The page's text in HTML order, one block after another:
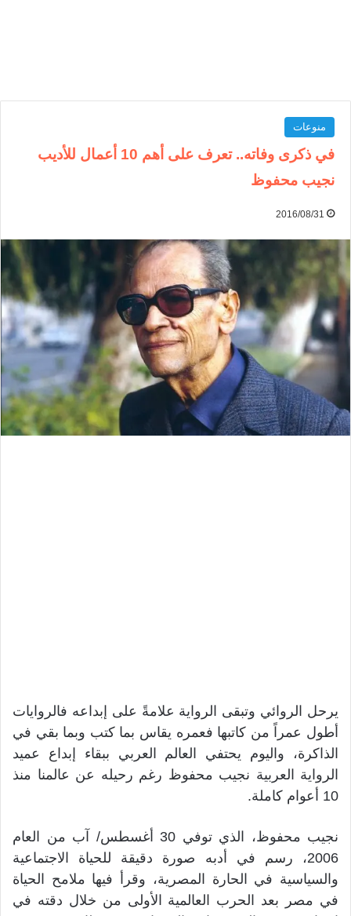
منوعات
في ذكرى وفاته.. تعرف على أهم 10 أعمال للأديب
نجيب محفوظ
2016/08/31
يرحل الروائي وتبقى الرواية علامةً على إبداعه فالروايات
أطول عمراً من كاتبها فعمره يقاس بما كتب وبما بقي في
الذاكرة، واليوم يحتفي العالم العربي ببقاء إبداع عميد
الرواية العربية نجيب محفوظ رغم رحيله عن عالمنا منذ
10 أعوام كاملة.
نجيب محفوظ، الذي توفي 30 أغسطس/ آب من العام
2006، رسم في أدبه صورة دقيقة للحياة الاجتماعية
والسياسية في الحارة المصرية، وقرأ فيها ملامح الحياة
في مصر بعد الحرب العالمية الأولى من خلال دقته في